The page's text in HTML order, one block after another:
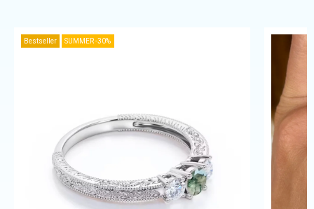
Bestseller SUMMER -30%